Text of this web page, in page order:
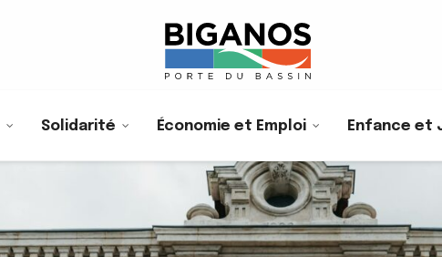
Solidarité Économie et Emploi Enfance et